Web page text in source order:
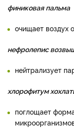
финиковая пальма
очищает воздух
нефролепис
нейтрализует
хлорофитум
поглощает